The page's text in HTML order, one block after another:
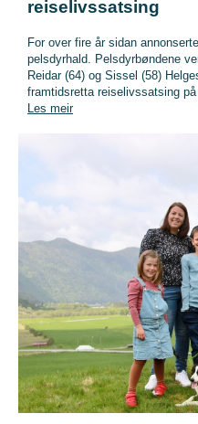
reiselivssatsing
For over fire år sidan
pelsdyrhald. Pelsdyrbøndene
Reidar (64) og Sissel (58)
framtidsretta reiselivssatsing
Les meir